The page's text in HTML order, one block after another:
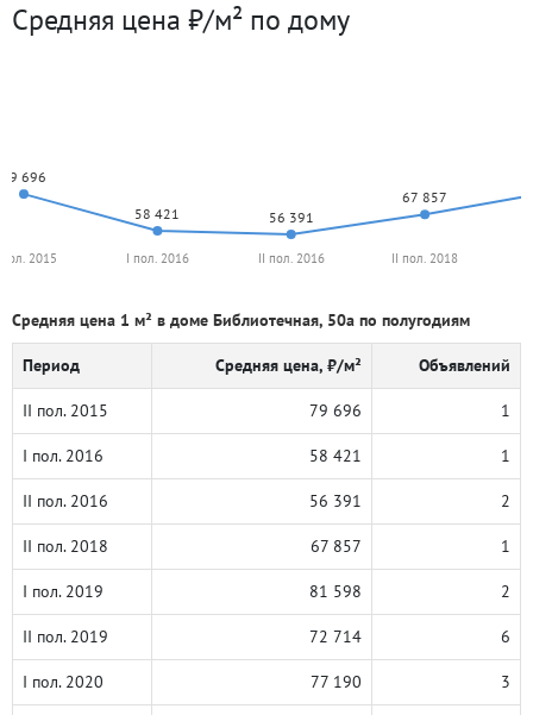
Средняя цена ₽/м² по дому
79 696
58 421 56 391
67 857
2015 I пол. 2016 II пол. 2016 II пол. 2018
Средняя цена 1 м² в доме Библиотечная, 50а по полугодиям
Период Средняя цена, ₽/м² Объявлений
II пол. 2015 79 696 1
I пол. 2016 58 421 1
II пол. 2016 56 391 2
II пол. 2018 67 857 1
I пол. 2019 81 598 2
II пол. 2019 72 714 6
I пол. 2020 77 190 3